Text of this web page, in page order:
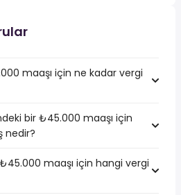
maaşı için ne kadar vergi
bir ₺45.000 maaşı için
nedir?
maaşı için hangi vergi